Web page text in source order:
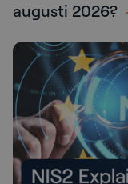
augusti 2026?